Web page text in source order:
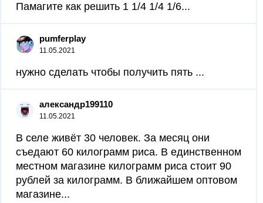
Памагите как решить 1 1/4 1/4 1/6...
pumferplay
11.05.2021
нужно сделать чтобы получить пять ​...
александр199110
11.05.2021
В селе живёт 30 человек. За месяц они
съедают 60 килограмм риса. В единственном
местном магазине килограмм риса стоит 90
рублей за килограмм. В ближайшем оптовом
магазине...